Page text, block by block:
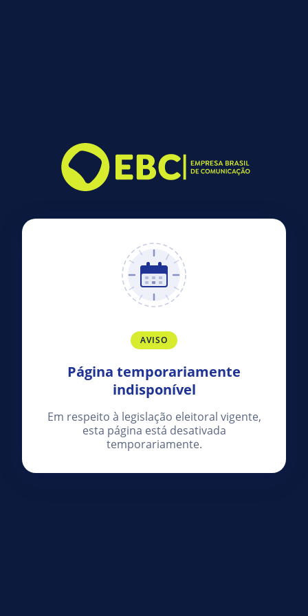
AVISO
Página temporariamente
indisponível
Em respeito à legislação eleitoral vigente,
esta página está desativada
temporariamente.